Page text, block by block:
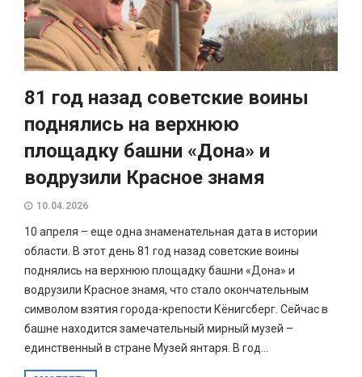
81 год назад советские воины
поднялись на верхнюю
площадку башни «Дона» и
водрузили Красное знамя
10.04.2026
10 апреля – еще одна знаменательная дата в истории
области. В этот день 81 год назад советские воины
поднялись на верхнюю площадку башни «Дона» и
водрузили Красное знамя, что стало окончательным
символом взятия города-крепости Кёнигсберг. Сейчас в
башне находится замечательный мирный музей –
единственный в стране Музей янтаря. В год...